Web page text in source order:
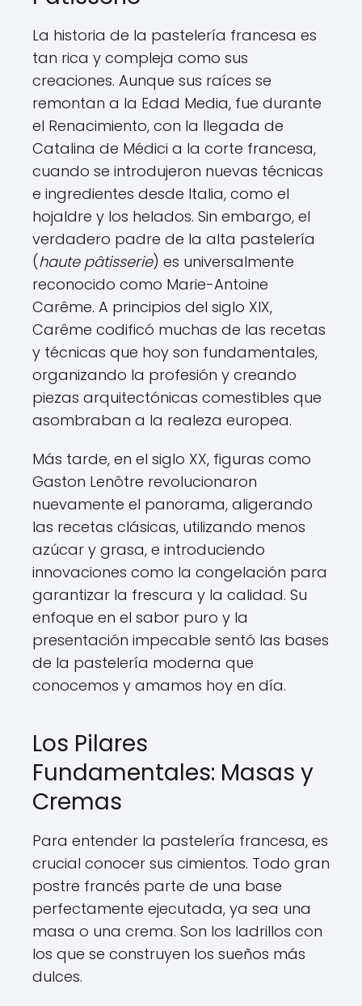
La historia de la pastelería francesa es
tan rica y compleja como sus
creaciones. Aunque sus raíces se
remontan a la Edad Media, fue durante
el Renacimiento, con la llegada de
Catalina de Médici a la corte francesa,
cuando se introdujeron nuevas técnicas
e ingredientes desde Italia, como el
hojaldre y los helados. Sin embargo, el
verdadero padre de la alta pastelería
(haute pâtisserie) es universalmente
reconocido como Marie-Antoine
Carême. A principios del siglo XIX,
Carême codificó muchas de las recetas
y técnicas que hoy son fundamentales,
organizando la profesión y creando
piezas arquitectónicas comestibles que
asombraban a la realeza europea.
Más tarde, en el siglo XX, figuras como
Gaston Lenôtre revolucionaron
nuevamente el panorama, aligerando
las recetas clásicas, utilizando menos
azúcar y grasa, e introduciendo
innovaciones como la congelación para
garantizar la frescura y la calidad. Su
enfoque en el sabor puro y la
presentación impecable sentó las bases
de la pastelería moderna que
conocemos y amamos hoy en día.
Los Pilares
Fundamentales: Masas y
Cremas
Para entender la pastelería francesa, es
crucial conocer sus cimientos. Todo gran
postre francés parte de una base
perfectamente ejecutada, ya sea una
masa o una crema. Son los ladrillos con
los que se construyen los sueños más
dulces.